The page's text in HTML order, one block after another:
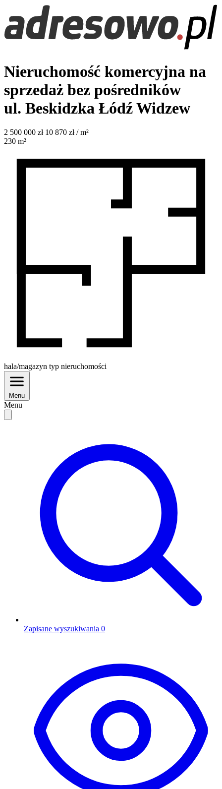
Nieruchomość komercyjna na
sprzedaż bez pośredników
ul. Beskidzka Łódź Widzew
2 500 000 zł 10 870 zł / m²
230 m²
hala/magazyn typ nieruchomości
Menu
Menu
Zapisane wyszukiwania 0